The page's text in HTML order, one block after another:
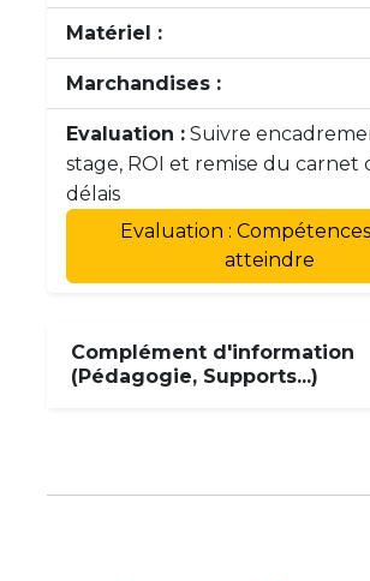
Matériel :
Marchandises :
Evaluation : Suivre
stage, ROI et remise du carnet
délais
Evaluation :
atteindre
Complément d'information
(Pédagogie, Supports...)